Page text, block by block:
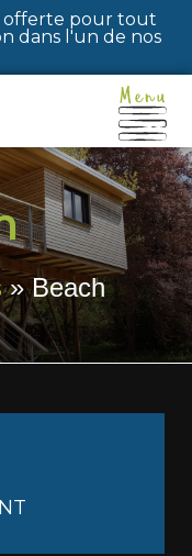
offerte pour tout
dans l'un de nos
»Beach